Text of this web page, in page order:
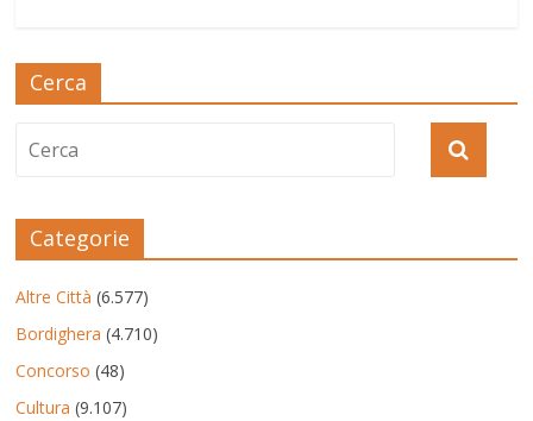
Cerca
Categorie
Altre Città (6.577)
Bordighera (4.710)
Concorso (48)
Cultura (9.107)